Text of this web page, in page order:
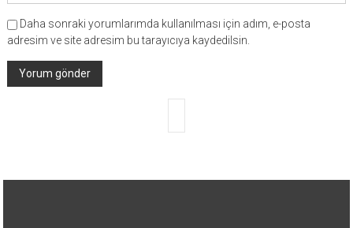
Daha sonraki yorumlarımda kullanılması için adım, e-posta
adresim ve site adresim bu tarayıcıya kaydedilsin.